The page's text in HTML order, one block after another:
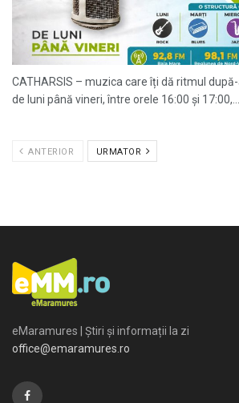
CATHARSIS – muzica care îți dă ritmul
de luni până vineri, între orele 16:00 și 17:00,...
ANTERIOR URMATOR
eMaramures | Știri și informații la zi
office@emaramures.ro